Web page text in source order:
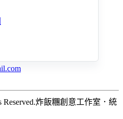
炸飯糰創意工作室 ． 統